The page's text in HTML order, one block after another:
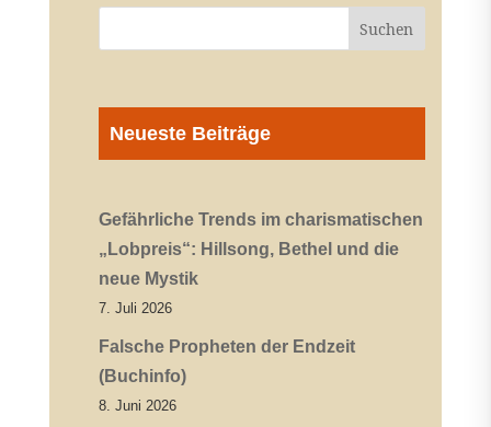
Neueste Beiträge
Gefährliche Trends im charismatischen
„Lobpreis“: Hillsong, Bethel und die
neue Mystik
7. Juli 2026
Falsche Propheten der Endzeit
(Buchinfo)
8. Juni 2026